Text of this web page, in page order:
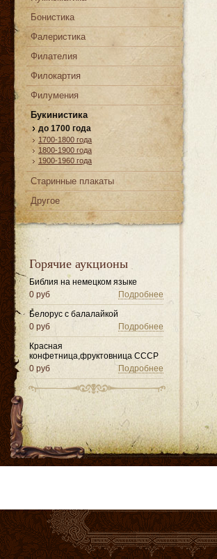
Бонистика
Фалеристика
Филателия
Филокартия
Филумения
Букинистика
до 1700 года
1700-1800 года
1800-1900 года
1900-1960 года
Старинные плакаты
Другое
Горячие аукционы
Библия на немецком языке
Подробнее
0 руб
Белорус с балалайкой
Подробнее
0 руб
Красная
конфетница,фруктовница СССР
Подробнее
0 руб